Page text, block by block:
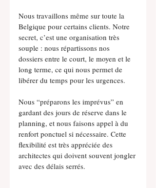
Nous travaillons même sur toute la
Belgique pour certains clients. Notre
secret, c’est une organisation très
souple : nous répartissons nos
dossiers entre le court, le moyen et le
long terme, ce qui nous permet de
libérer du temps pour les urgences.
Nous “préparons les imprévus” en
gardant des jours de réserve dans le
planning, et nous faisons appel à du
renfort ponctuel si nécessaire. Cette
flexibilité est très appréciée des
architectes qui doivent souvent jongler
avec des délais serrés.